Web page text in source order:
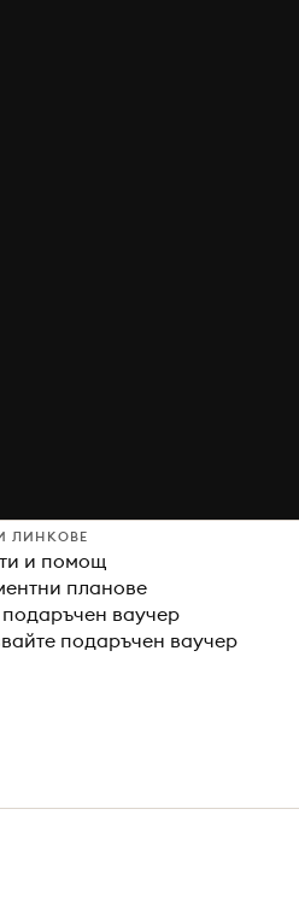
ЛИНКОВЕ
и помощ
планове
подаръчен ваучер
подаръчен ваучер